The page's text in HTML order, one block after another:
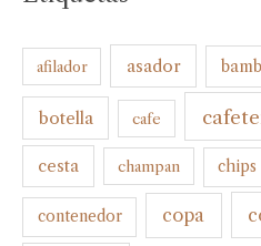
afilador asador
botella cafe
cesta champan chips
contenedor copa